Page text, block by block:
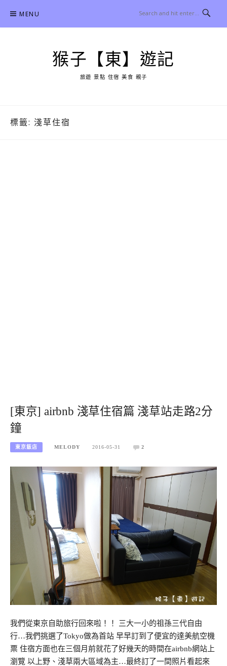
content
MENU
猴子【東】遊記
旅遊 景點 住宿 美食 親子
標籤: 淺草住宿
[東京] airbnb 淺草住宿篇 淺草站走路2分
鐘
東京飯店 MELODY 2016-05-31 2
我們從東京自助旅行回來啦！！ 三大一小的祖孫三代自由
行…我們挑選了Tokyo做為首站 早早訂到了便宜的達美航空機
票 住宿方面也在三個月前就花了好幾天的時間在airbnb網站上
瀏覽 以上野、淺草兩大區域為主…最終訂了一間照片看起來